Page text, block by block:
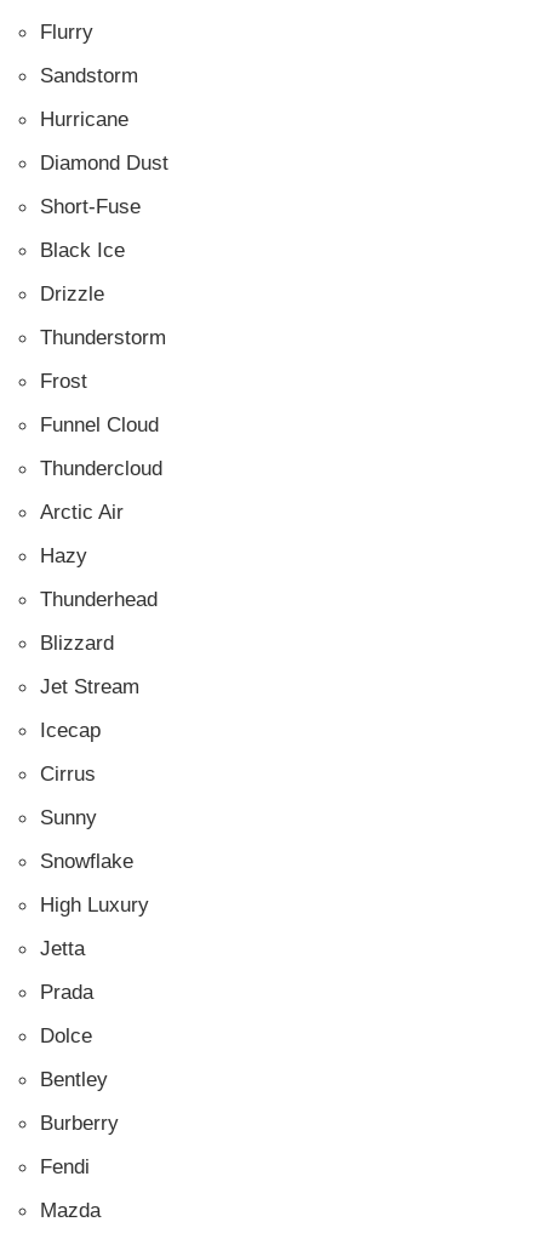
Flurry
Sandstorm
Hurricane
Diamond Dust
Short-Fuse
Black Ice
Drizzle
Thunderstorm
Frost
Funnel Cloud
Thundercloud
Arctic Air
Hazy
Thunderhead
Blizzard
Jet Stream
Icecap
Cirrus
Sunny
Snowflake
High Luxury
Jetta
Prada
Dolce
Bentley
Burberry
Fendi
Mazda